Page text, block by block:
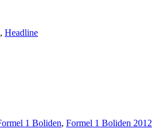
, Headline
1 Boliden, Formel 1 Boliden 2012